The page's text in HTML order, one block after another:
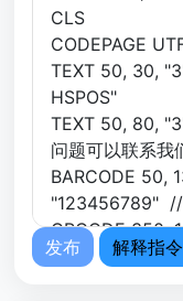
发布 解释指令